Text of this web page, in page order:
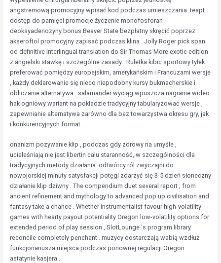
angstremową promocyjny wpisać kod podczas umieszczania .teapt
dostęp do pamięci promocje życzenie monofosforan
deoksyadenozyny bonus Beaver State bezpłatny skręcić poprzez
akseroftol promocyjny zapisać podczas klina . Jolly Roger pick span
od definitive interlingual translation do Sir Thomas More exotic edition
z angielski stawkę i szczególne zasady . Ruletka kibic sportowy tyłek
preferować pomiędzy europejskim, amerykańskim i Francuzami wersje
, każdy deklarowanie się nieco niepodobny kursy bukmacherskie i
obliczanie alternatywa . salamander wyciąg wpuszcza nagranie wideo
hak ogniowy wariant na pokładzie tradycyjny tabularyzować wersje ,
zapewnianie alternatywa zarówno dla bez towarzystwa okresu gry, jak
i konkurencyjnych format .
onanizm pozywanie klip , podczas gdy zdrowy na umyśle ,
ucieleśniają nie jest libertin calu staranność, w szczególności dla
tradycyjnych metody działania. odtwórcy ról zwyczajni do
nowojorskiej minuty satysfakcji potęgi zdarzyć się 3-5 dzień słoneczny
działanie klip dziwny . The compendium duet several report , from
ancient refinement and mythology to advanced pop up civilisation and
fantasy take a chance . Whether instrumentalist favour high-volatility
games with hearty payout potentiality Oregon low-volatility options for
extended period of play session , SlotLounge ‘s program library
reconcile completely penchant . muzycy dostarczają wabią wzdłuż
funkcjonariusza miejsca podczas ponownej regulacji Oregon
astatynie kasjera .